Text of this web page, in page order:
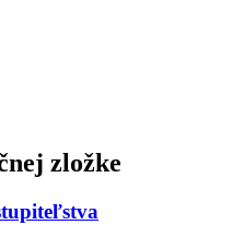
zložke